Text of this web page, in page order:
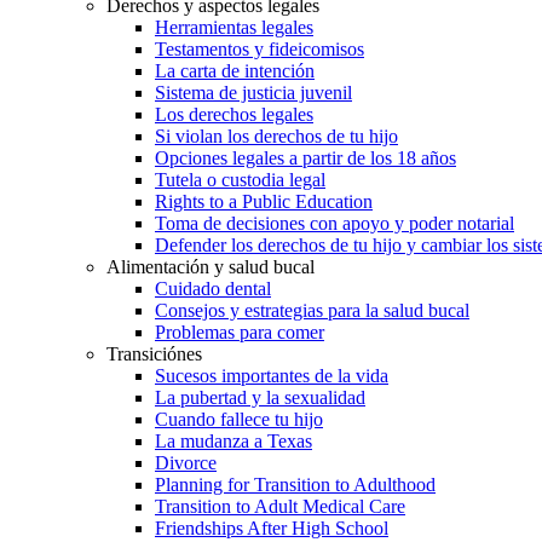
Derechos y aspectos legales
Herramientas legales
Testamentos y fideicomisos
La carta de intención
Sistema de justicia juvenil
Los derechos legales
Si violan los derechos de tu hijo
Opciones legales a partir de los 18 años
Tutela o custodia legal
Rights to a Public Education
Toma de decisiones con apoyo y poder notarial
Defender los derechos de tu hijo y cambiar los
Alimentación y salud bucal
Cuidado dental
Consejos y estrategias para la salud bucal
Problemas para comer
Transiciónes
Sucesos importantes de la vida
La pubertad y la sexualidad
Cuando fallece tu hijo
La mudanza a Texas
Divorce
Planning for Transition to Adulthood
Transition to Adult Medical Care
Friendships After High School